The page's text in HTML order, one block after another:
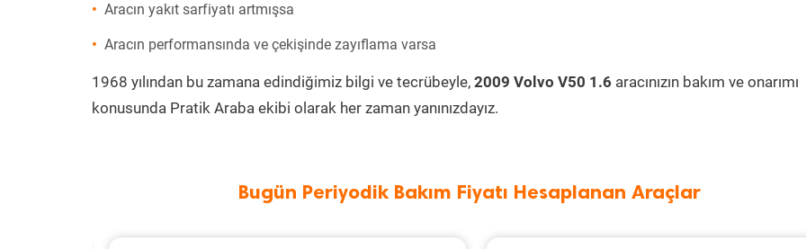
Aracın yakıt sarfiyatı artmışsa
Aracın performansında ve çekişinde zayıflama varsa
1968 yılından bu zamana edindiğimiz bilgi ve tecrübeyle, 2009 Volvo V50 1.6 aracınızın bakım ve onarımı
konusunda Pratik Araba ekibi olarak her zaman yanınızdayız.
Bugün Periyodik Bakım Fiyatı Hesaplanan Araçlar